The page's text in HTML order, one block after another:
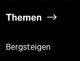
Themen
Bergsteigen